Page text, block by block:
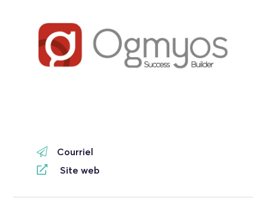
Courriel
Site web